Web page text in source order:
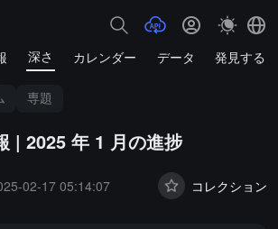
深さ カレンダー データ 発見する
専題
| 2025 年 1 月の進捗
02-17 05:14:07 コレクション